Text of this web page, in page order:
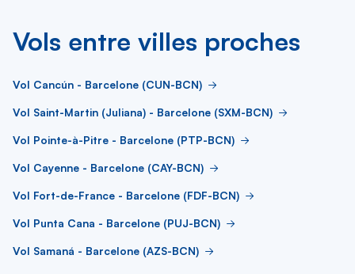
Vols entre villes proches
Vol Cancún - Barcelone (CUN-BCN)
Vol Saint-Martin (Juliana) - Barcelone (SXM-BCN)
Vol Pointe-à-Pitre - Barcelone (PTP-BCN)
Vol Cayenne - Barcelone (CAY-BCN)
Vol Fort-de-France - Barcelone (FDF-BCN)
Vol Punta Cana - Barcelone (PUJ-BCN)
Vol Samaná - Barcelone (AZS-BCN)